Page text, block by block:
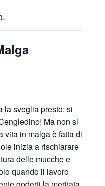
la sveglia presto: si
Ma non si
vita in malga è fatta di
inizia a rischiarare
delle mucche e
quando il lavoro